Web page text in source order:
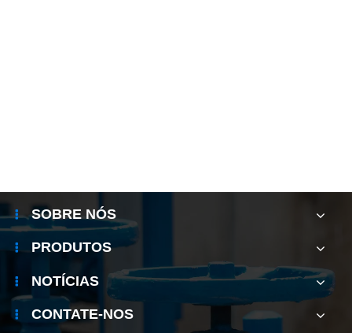
SOBRE NÓS
PRODUTOS
NOTÍCIAS
CONTATE-NOS